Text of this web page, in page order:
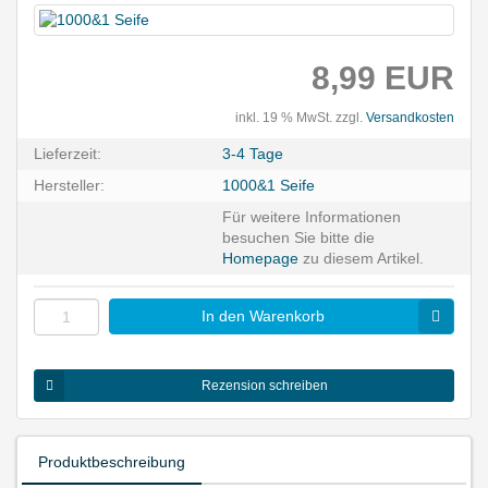
8,99 EUR
inkl. 19 % MwSt. zzgl. Versandkosten
Lieferzeit:
3-4 Tage
Hersteller:
1000&1 Seife
Für weitere Informationen
besuchen Sie bitte die
Homepage zu diesem Artikel.
In den Warenkorb
Rezension schreiben
Produktbeschreibung